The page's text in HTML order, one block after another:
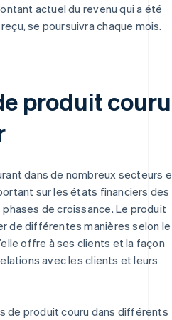
actuel du revenu qui a été
se poursuivra chaque mois.
produit couru
dans de nombreux secteurs
sur les états financiers des
de croissance. Le produit
de différentes manières selon le
offre à ses clients et la façon
avec les clients et leurs
de produit couru dans différents